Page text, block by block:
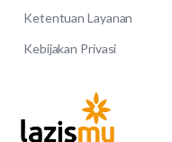
Ketentuan Layanan
Kebijakan Privasi